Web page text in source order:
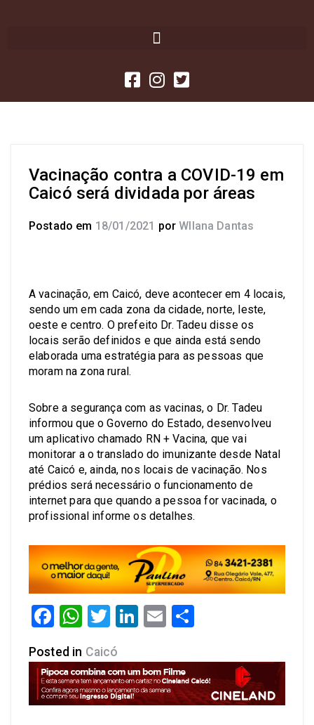
Vacinação contra a COVID-19 em
Caicó será dividada por áreas
Postado em 18/01/2021 por Wllana Dantas
A vacinação, em Caicó, deve acontecer em 4 locais,
sendo um em cada zona da cidade, norte, leste,
oeste e centro. O prefeito Dr. Tadeu disse os
locais serão definidos e que ainda está sendo
elaborada uma estratégia para as pessoas que
moram na zona rural.
Sobre a segurança com as vacinas, o Dr. Tadeu
informou que o Governo do Estado, desenvolveu
um aplicativo chamado RN + Vacina, que vai
monitorar a o translado do imunizante desde Natal
até Caicó e, ainda, nos locais de vacinação. Nos
prédios será necessário o funcionamento de
internet para que quando a pessoa for vacinada, o
profissional informe os detalhes.
Facebook
WhatsApp
Twitter
LinkedIn
Email
Posted in Caicó